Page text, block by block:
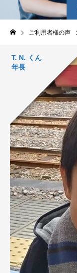
ご利用者様の声
T. N. くん
年長